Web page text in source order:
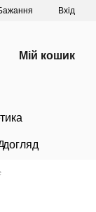
Вхід
Мій кошик
догляд